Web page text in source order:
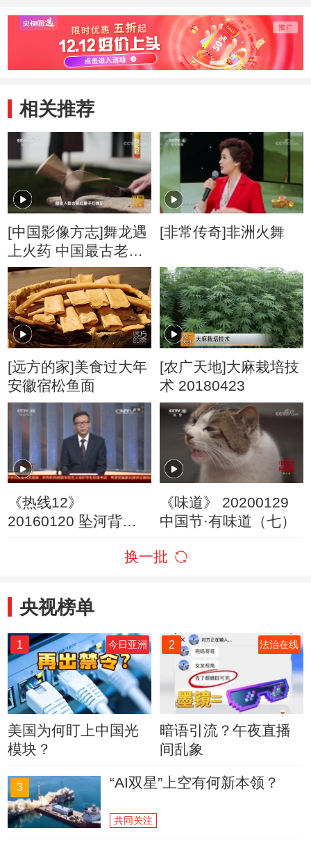
相关推荐
[中国影像方志]舞龙遇
上火药 中国最古老的
火龙舞星光四溅
[非常传奇]非洲火舞
[远方的家]美食过大年
安徽宿松鱼面
[农广天地]大麻栽培技
术 20180423
《热线12》
20160120 坠河背后
《味道》 20200129
中国节·有味道（七）
换一批
央视榜单
1 今日亚洲
美国为何盯上中国光
模块？
2 法治在线
暗语引流？午夜直播
间乱象
3 “AI双星”上空有何新本领？
共同关注